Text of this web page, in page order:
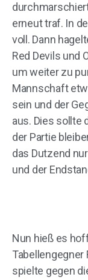
erneut traf. In
voll. Dann
Red Devils und
um weiter zu
Mannschaft
sein und der
aus. Dies sollte
der Partie
das Dutzend
und der
Nun hieß es
Tabellengegner
spielte gegen